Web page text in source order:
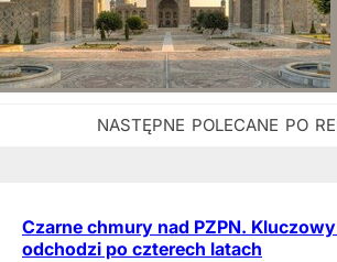
Czarne chmury nad PZPN.
odchodzi po czterech latach